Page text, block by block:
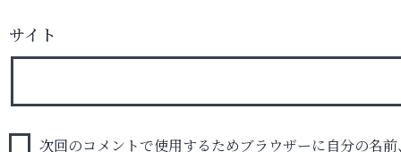
サイト
次回のコメントで使用するためブラウザーに自分の名前